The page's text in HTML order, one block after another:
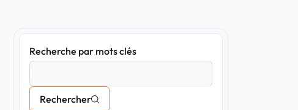
Recherche par mots clés
Rechercher